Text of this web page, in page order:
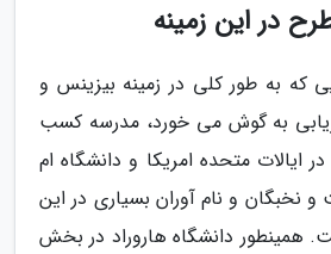
در این زمینه
که به طور کلی در زمینه بیزینس و
به گوش می خورد، مدرسه کسب
ایالات متحده امریکا و دانشگاه ام
نخبگان و نام آوران بسیاری در این
همینطور دانشگاه هاروراد در بخش